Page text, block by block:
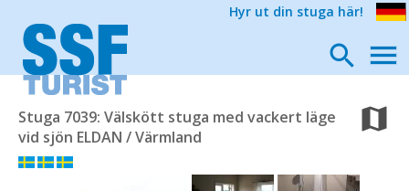
Hyr ut din stuga här!
Stuga 7039: Välskött stuga med vackert läge
vid sjön ELDAN / Värmland